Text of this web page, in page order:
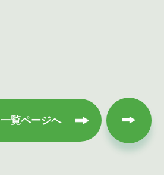
一覧ページへ